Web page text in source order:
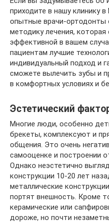
приходите в нашу клинику
опытные врачи-ортодонты
методику лечения,
эффективной в вашем
пациентам лучшие
индивидуальный подход и
сможете вылечить зубы и
в комфортных условиях и
Эстетический
Многие люди, особенно
брекеты, комплексуют и
общения. Это очень
самооценке и построении
Однако неэстетично
конструкции 10-20 лет
металлические
портят внешность. Кроме
керамические или
дороже, но почти